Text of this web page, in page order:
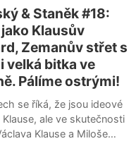
& Staněk #18:
Klausův
Zemanův střet s
velká bitka ve
Pálíme ostrými!
se říká, že jsou ideové
ale ve skutečnosti
Klause a Miloše